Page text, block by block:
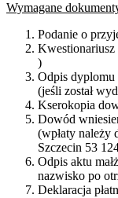
Wymagane
Podanie o
Kwestionariusz
)
Odpis dyplomu
(jeśli został
Kserokopia
Dowód
(wpłaty należy
Szczecin 53
Odpis aktu
nazwisko po
Deklaracja